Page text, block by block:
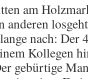
am
anderen
nach: Der
Kollegen
gebürtige